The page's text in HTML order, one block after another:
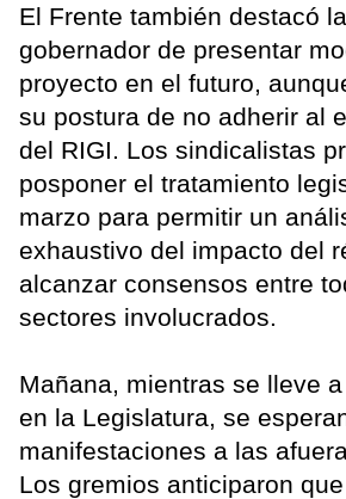
El Frente también destacó
gobernador de presentar
proyecto en el futuro,
su postura de no adherir al
del RIGI. Los sindicalistas
posponer el tratamiento
marzo para permitir un
exhaustivo del impacto del
alcanzar consensos entre
sectores involucrados.
Mañana, mientras se lleve
en la Legislatura, se
manifestaciones a las
Los gremios anticiparon